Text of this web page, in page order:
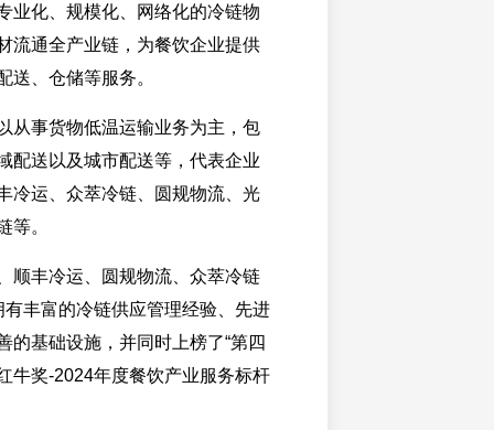
业化、规模化、网络化的冷链物
流通全产业链，为餐饮企业提供
送、仓储等服务。
从事货物低温运输业务为主，包
配送以及城市配送等，代表企业
冷运、众萃冷链、圆规物流、光
等。
顺丰冷运、圆规物流、众萃冷链
丰富的冷链供应管理经验、先进
的基础设施，并同时上榜了“第四
牛奖-2024年度餐饮产业服务标杆